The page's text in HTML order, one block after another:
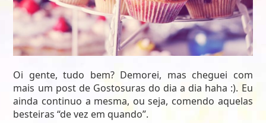
VÍDEOS
Oi gente, tudo bem? Demorei, mas cheguei com
mais um post de Gostosuras do dia a dia haha :). Eu
ainda continuo a mesma, ou seja, comendo aquelas
besteiras “de vez em quando”.